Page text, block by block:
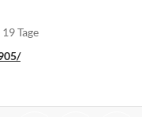
Tage